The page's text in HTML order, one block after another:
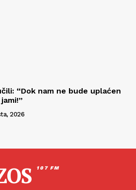
“Dok nam ne bude uplaćen
2026
107 FM